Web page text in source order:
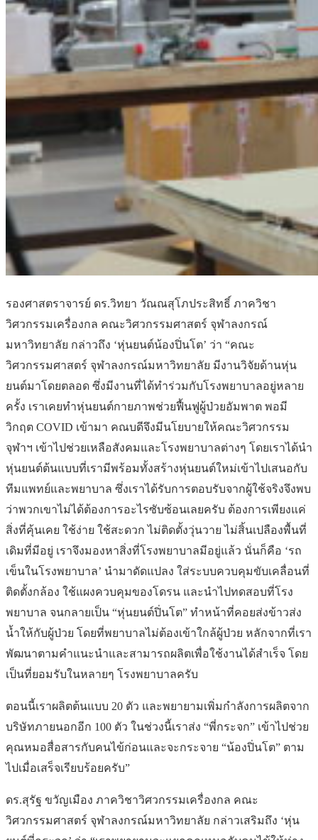
รองศาสตราจารย์ ดร.วิทยา วัณณสุโภประสิทธิ์ ภาควิชา
วิศวกรรมเครื่องกล คณะวิศวกรรมศาสตร์ จุฬาลงกรณ์
มหาวิทยาลัย กล่าวถึง ‘หุ่นยนต์น้องปิ่นโต’ ว่า “คณะ
วิศวกรรมศาสตร์ จุฬาลงกรณ์มหาวิทยาลัย มีงานวิจัยด้านหุ่น
ยนต์มาโดยตลอด ซึ่งมีงานที่ได้ทำร่วมกับโรงพยาบาลอยู่หลาย
ครั้ง เราเคยทำหุ่นยนต์กายภาพช่วยฟื้นฟูผู้ป่วยอัมพาต พอมี
วิกฤต COVID เข้ามา คณบดีจึงมีนโยบายให้คณะวิศวกรรม
จุฬาฯ เข้าไปช่วยเหลือสังคมและโรงพยาบาลต่างๆ โดยเราได้นำ
หุ่นยนต์ต้นแบบที่เรามีพร้อมทั้งสร้างหุ่นยนต์ใหม่เข้าไปเสนอกับ
ทีมแพทย์และพยาบาล ซึ่งเราได้รับการตอบรับจากผู้ใช้จริงจึงพบ
ว่าพวกเขาไม่ได้ต้องการอะไรซับซ้อนเลยครับ ต้องการเพียงแค่
สิ่งที่คุ้นเคย ใช้ง่าย ใช้สะดวก ไม่ติดตั้งวุ่นวาย ไม่สิ้นเปลืองพื้นที่
เดิมที่มีอยู่ เราจึงมองหาสิ่งที่โรงพยาบาลมีอยู่แล้ว นั่นก็คือ ‘รถ
เข็นในโรงพยาบาล’ นำมาดัดแปลง ใส่ระบบควบคุมขับเคลื่อนที่
ติดตั้งกล้อง ใช้แผงควบคุมของโดรน และนำไปทดสอบที่โรง
พยาบาล จนกลายเป็น “หุ่นยนต์ปิ่นโต” ทำหน้าที่คอยส่งข้าวส่ง
น้ำให้กับผู้ป่วย โดยที่พยาบาลไม่ต้องเข้าใกล้ผู้ป่วย หลักจากที่เรา
พัฒนาตามคำแนะนำและสามารถผลิตเพื่อใช้งานได้สำเร็จ โดย
เป็นที่ยอมรับในหลายๆ โรงพยาบาลครับ
ตอนนี้เราผลิตต้นแบบ 20 ตัว และพยายามเพิ่มกำลังการผลิตจาก
บริษัทภายนอกอีก 100 ตัว ในช่วงนี้เราส่ง “พี่กระจก” เข้าไปช่วย
คุณหมอสื่อสารกับคนไข้ก่อนและจะกระจาย “น้องปิ่นโต” ตาม
ไปเมื่อเสร็จเรียบร้อยครับ”
ดร.สุรัฐ ขวัญเมือง ภาควิชาวิศวกรรมเครื่องกล คณะ
วิศวกรรมศาสตร์ จุฬาลงกรณ์มหาวิทยาลัย กล่าวเสริมถึง ‘หุ่น